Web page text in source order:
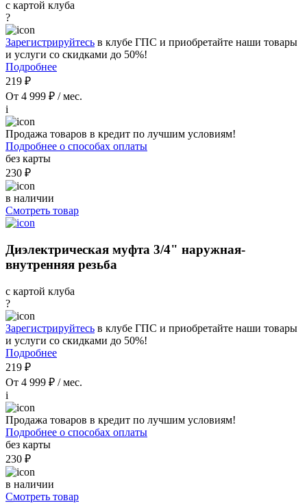
с картой клуба
?
Зарегистрируйтесь в клубе ГПС и приобретайте наши товары
и услуги со скидками до 50%!
Подробнее
219 ₽
От 4 999 ₽ / мес.
i
Продажа товаров в кредит по лучшим условиям!
Подробнее о способах оплаты
без карты
230 ₽
в наличии
Смотреть товар
Диэлектрическая муфта 3/4" наружная-
внутренняя резьба
с картой клуба
?
Зарегистрируйтесь в клубе ГПС и приобретайте наши товары
и услуги со скидками до 50%!
Подробнее
219 ₽
От 4 999 ₽ / мес.
i
Продажа товаров в кредит по лучшим условиям!
Подробнее о способах оплаты
без карты
230 ₽
в наличии
Смотреть товар